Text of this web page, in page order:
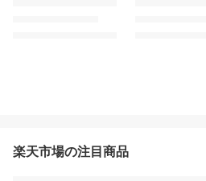
楽天市場の注目商品